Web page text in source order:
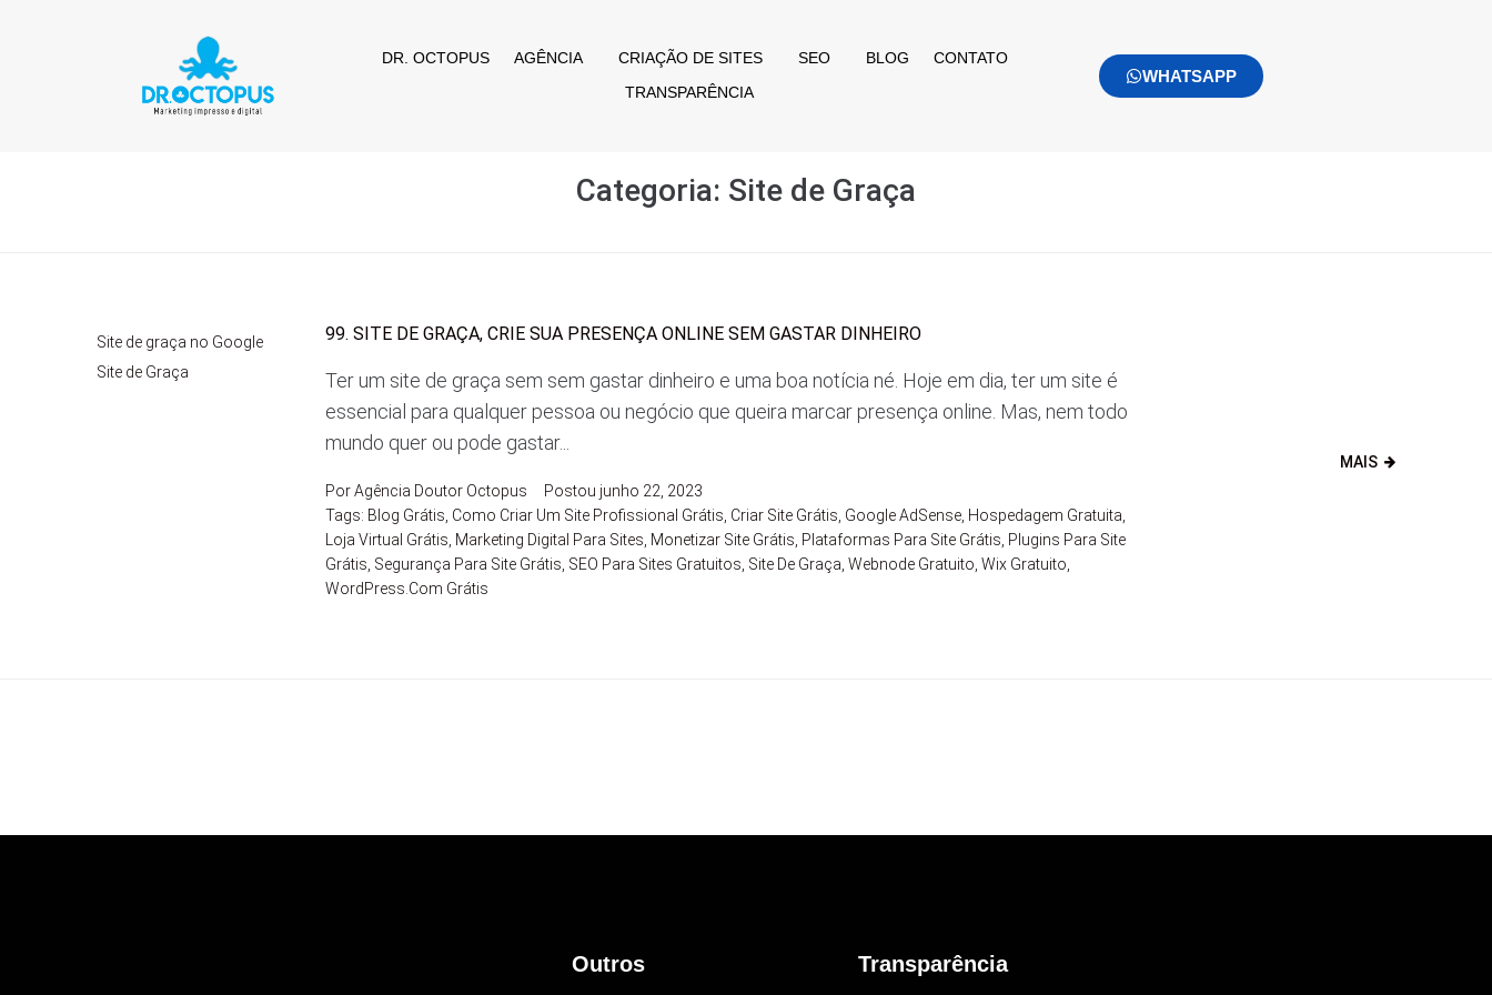
DR. OCTOPUS AGÊNCIA CRIAÇÃO DE SITES SEO BLOG
CONTATO
TRANSPARÊNCIA
WHATSAPP
Categoria: Site de Graça
Site de graça no Google
Site de Graça
99. SITE DE GRAÇA, CRIE SUA PRESENÇA ONLINE SEM GASTAR DINHEIRO
Ter um site de graça sem sem gastar dinheiro e uma boa notícia né. Hoje em dia, ter um site é
essencial para qualquer pessoa ou negócio que queira marcar presença online. Mas, nem todo
mundo quer ou pode gastar...
PorAgência Doutor Octopus Postou junho 22, 2023
Tags: Blog Grátis Como Criar Um Site Profissional Grátis Criar Site Grátis Google AdSense, Hospedagem Gratuita
Loja Virtual Grátis Marketing Digital Para Sites Monetizar Site Grátis Plataformas Para Site Grátis Plugins Para Site
Grátis Segurança Para Site Grátis SEO Para Sites Gratuitos Site De Graça Webnode Gratuito Wix Gratuito
WordPress.com Grátis
MAIS
Outros Transparência